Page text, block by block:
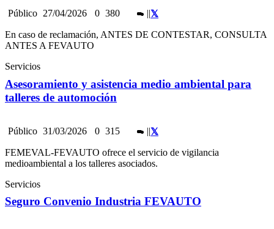
Público 27/04/2026 0 380 ||
En caso de reclamación, ANTES DE CONTESTAR, CONSULTA
ANTES A FEVAUTO
Servicios
Asesoramiento y asistencia medio ambiental para
talleres de automoción
Público 31/03/2026 0 315 ||
FEMEVAL-FEVAUTO ofrece el servicio de vigilancia
medioambiental a los talleres asociados.
Servicios
Seguro Convenio Industria FEVAUTO